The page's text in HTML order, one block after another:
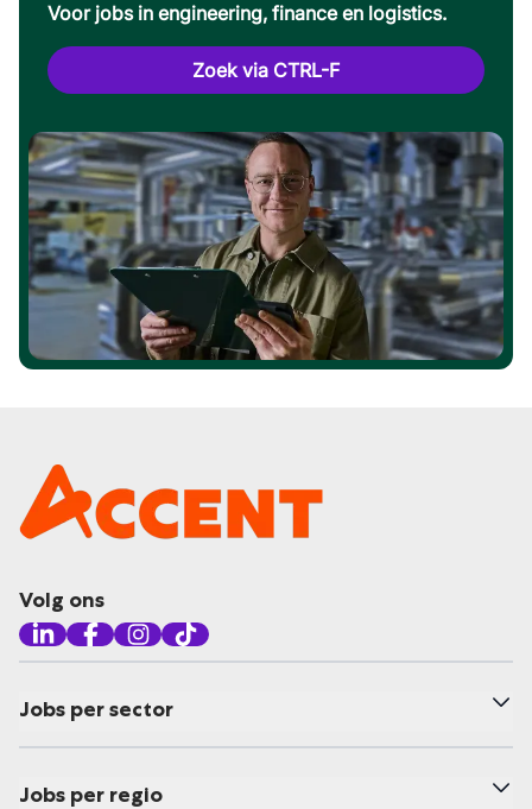
Voor jobs in engineering, finance en logistics.
Zoek via CTRL-F
Volg ons
Jobs per sector
Jobs per regio